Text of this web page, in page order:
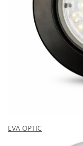
EVA OPTIC